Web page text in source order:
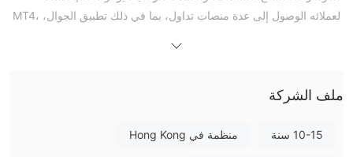
لعملائه الوصول إلى عدة منصات تداول، بما في ذلك تطبيق الجوال، MT4،
Swissquote هو وسيط موثوق ومنظم، يقدم مجموعة متنوعة من الأدوات
وسيط، هناك مزايا وعيوب يجب مراعاتها. في الجدول التالي، نقدم ملخصًا
ملف الشركة
10-15 سنة منظمة في Hong Kong